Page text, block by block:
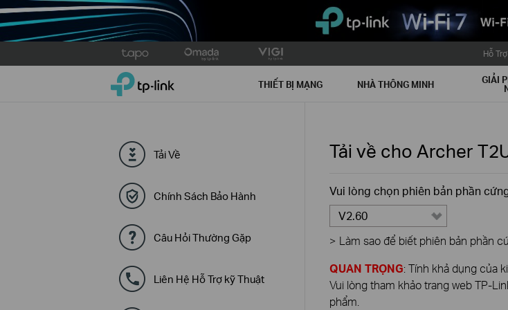
to
Hỗ Trợ
TP-Link, Reliably Smart THIẾT BỊ MẠNG NHÀ THÔNG MINH GIẢI
Tải Về
Chính Sách Bảo Hành
Câu Hỏi Thường Gặp
Liên Hệ Hỗ Trợ kỹ Thuật
Tải về cho Archer
Vui lòng chọn phiên bản phần
V2.60
> Làm sao để biết phiên bản phần
QUAN TRỌNG: Tính khả dụng của
Vui lòng tham khảo trang web TP-
phẩm.